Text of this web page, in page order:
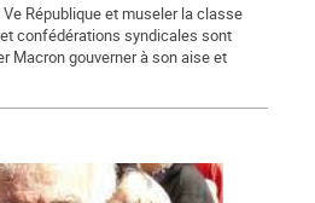
République et museler la classe
confédérations syndicales sont
Macron gouverner à son aise et